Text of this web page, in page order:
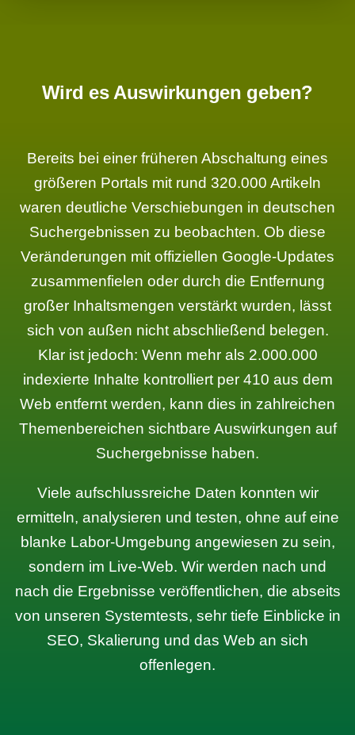
Wird es Auswirkungen geben?
Bereits bei einer früheren Abschaltung eines
größeren Portals mit rund 320.000 Artikeln
waren deutliche Verschiebungen in deutschen
Suchergebnissen zu beobachten. Ob diese
Veränderungen mit offiziellen Google-Updates
zusammenfielen oder durch die Entfernung
großer Inhaltsmengen verstärkt wurden, lässt
sich von außen nicht abschließend belegen.
Klar ist jedoch: Wenn mehr als 2.000.000
indexierte Inhalte kontrolliert per 410 aus dem
Web entfernt werden, kann dies in zahlreichen
Themenbereichen sichtbare Auswirkungen auf
Suchergebnisse haben.
Viele aufschlussreiche Daten konnten wir
ermitteln, analysieren und testen, ohne auf eine
blanke Labor-Umgebung angewiesen zu sein,
sondern im Live-Web. Wir werden nach und
nach die Ergebnisse veröffentlichen, die abseits
von unseren Systemtests, sehr tiefe Einblicke in
SEO, Skalierung und das Web an sich
offenlegen.